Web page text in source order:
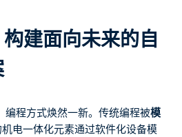
建面向未来的自
编程方式焕然一新。传统编程被模
电一体化元素通过软件化设备模